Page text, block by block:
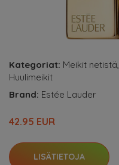
Kategoriat: Meikit netistä,
Huulimeikit
Brand: Estée Lauder
42.95 EUR
LISÄTIETOJA